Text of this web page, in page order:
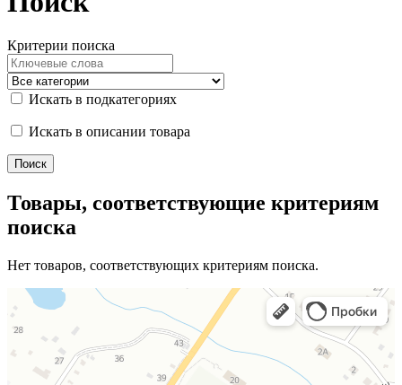
Критерии поиска
Искать в подкатегориях
Искать в описании товара
Товары, соответствующие критериям
поиска
Нет товаров, соответствующих критериям поиска.